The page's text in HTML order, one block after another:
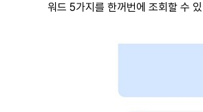
워드 5가지를 한꺼번에 조회할 수